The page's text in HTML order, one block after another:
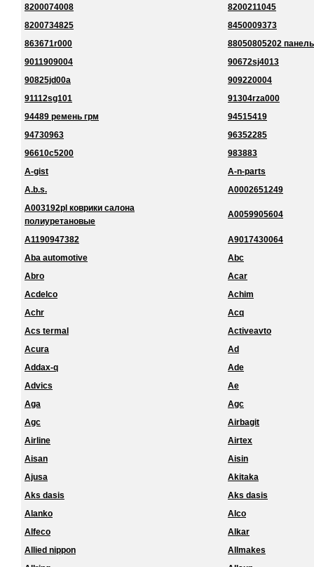
8200074008
8200211045
8200734825
8450009373
863671r000
88050805202
9011909004
90672sj4013
90825jd00a
909220004
91112sg101
91304rza000
94489 ремень грм
94515419
94730963
96352285
96610c5200
983883
A-gist
A-n-parts
A.b.s.
A0002651249
A003192pl коврики салона
полиуретановые
A0059905604
A1190947382
A9017430064
Aba automotive
Abc
Abro
Acar
Acdelco
Achim
Achr
Acq
Acs termal
Activeavto
Acura
Ad
Addax-q
Ade
Advics
Ae
Aga
Agc
Agc
Airbagit
Airline
Airtex
Aisan
Aisin
Ajusa
Akitaka
Aks dasis
Aks dasis
Alanko
Alco
Alfeco
Alkar
Allied nippon
Allmakes